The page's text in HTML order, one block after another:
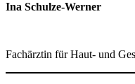
Ina Schulze-Werner
Fachärztin für Haut- und